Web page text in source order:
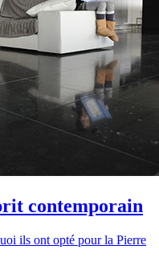
contemporain
ils ont opté pour la Pierre